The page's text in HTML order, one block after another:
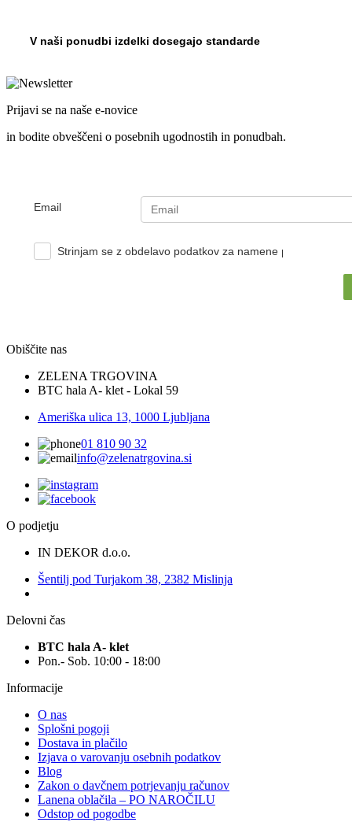
V naši ponudbi izdelki dosegajo standarde
Prijavi se na naše e-novice
in bodite obveščeni o posebnih ugodnostih in ponudbah.
Email
Strinjam se z obdelavo podatkov za namene pošiljanja e-
Obiščite nas
ZELENA TRGOVINA
BTC hala A- klet - Lokal 59
Ameriška ulica 13, 1000 Ljubljana
01 810 90 32
info@zelenatrgovina.si
O podjetju
IN DEKOR d.o.o.
Šentilj pod Turjakom 38, 2382 Mislinja
Delovni čas
BTC hala A- klet
Pon.- Sob. 10:00 - 18:00
Informacije
O nas
Splošni pogoji
Dostava in plačilo
Izjava o varovanju osebnih podatkov
Blog
Zakon o davčnem potrjevanju računov
Lanena oblačila – PO NAROČILU
Odstop od pogodbe